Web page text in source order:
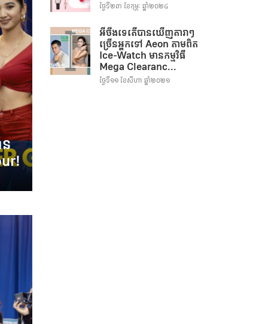
ន
ថ្ងៃទី២៣ ខែកុម្ភៈ ឆ្នាំ២០២៤
អីចឹងទេតើបានឃើញតារាៗ
ច្រើនអ្នកទៅ Aeon តាមពិត
Ice-Watch មានកម្មវិធី
Mega Clearanc...
ថ្ងៃទី១១ ខែសីហា ឆ្នាំ២០២១